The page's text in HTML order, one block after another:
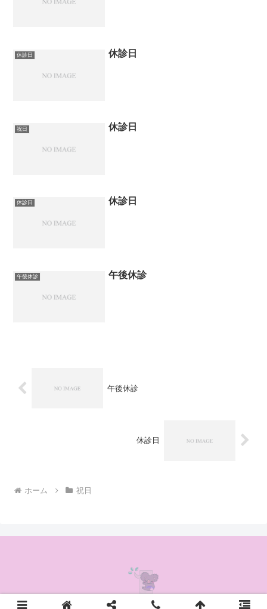
休診日 休診日
祝日 休診日
休診日 休診日
午後休診 午後休診
午後休診
休診日
ホーム 祝日
© 2020 かんの耳鼻咽喉科クリニック.